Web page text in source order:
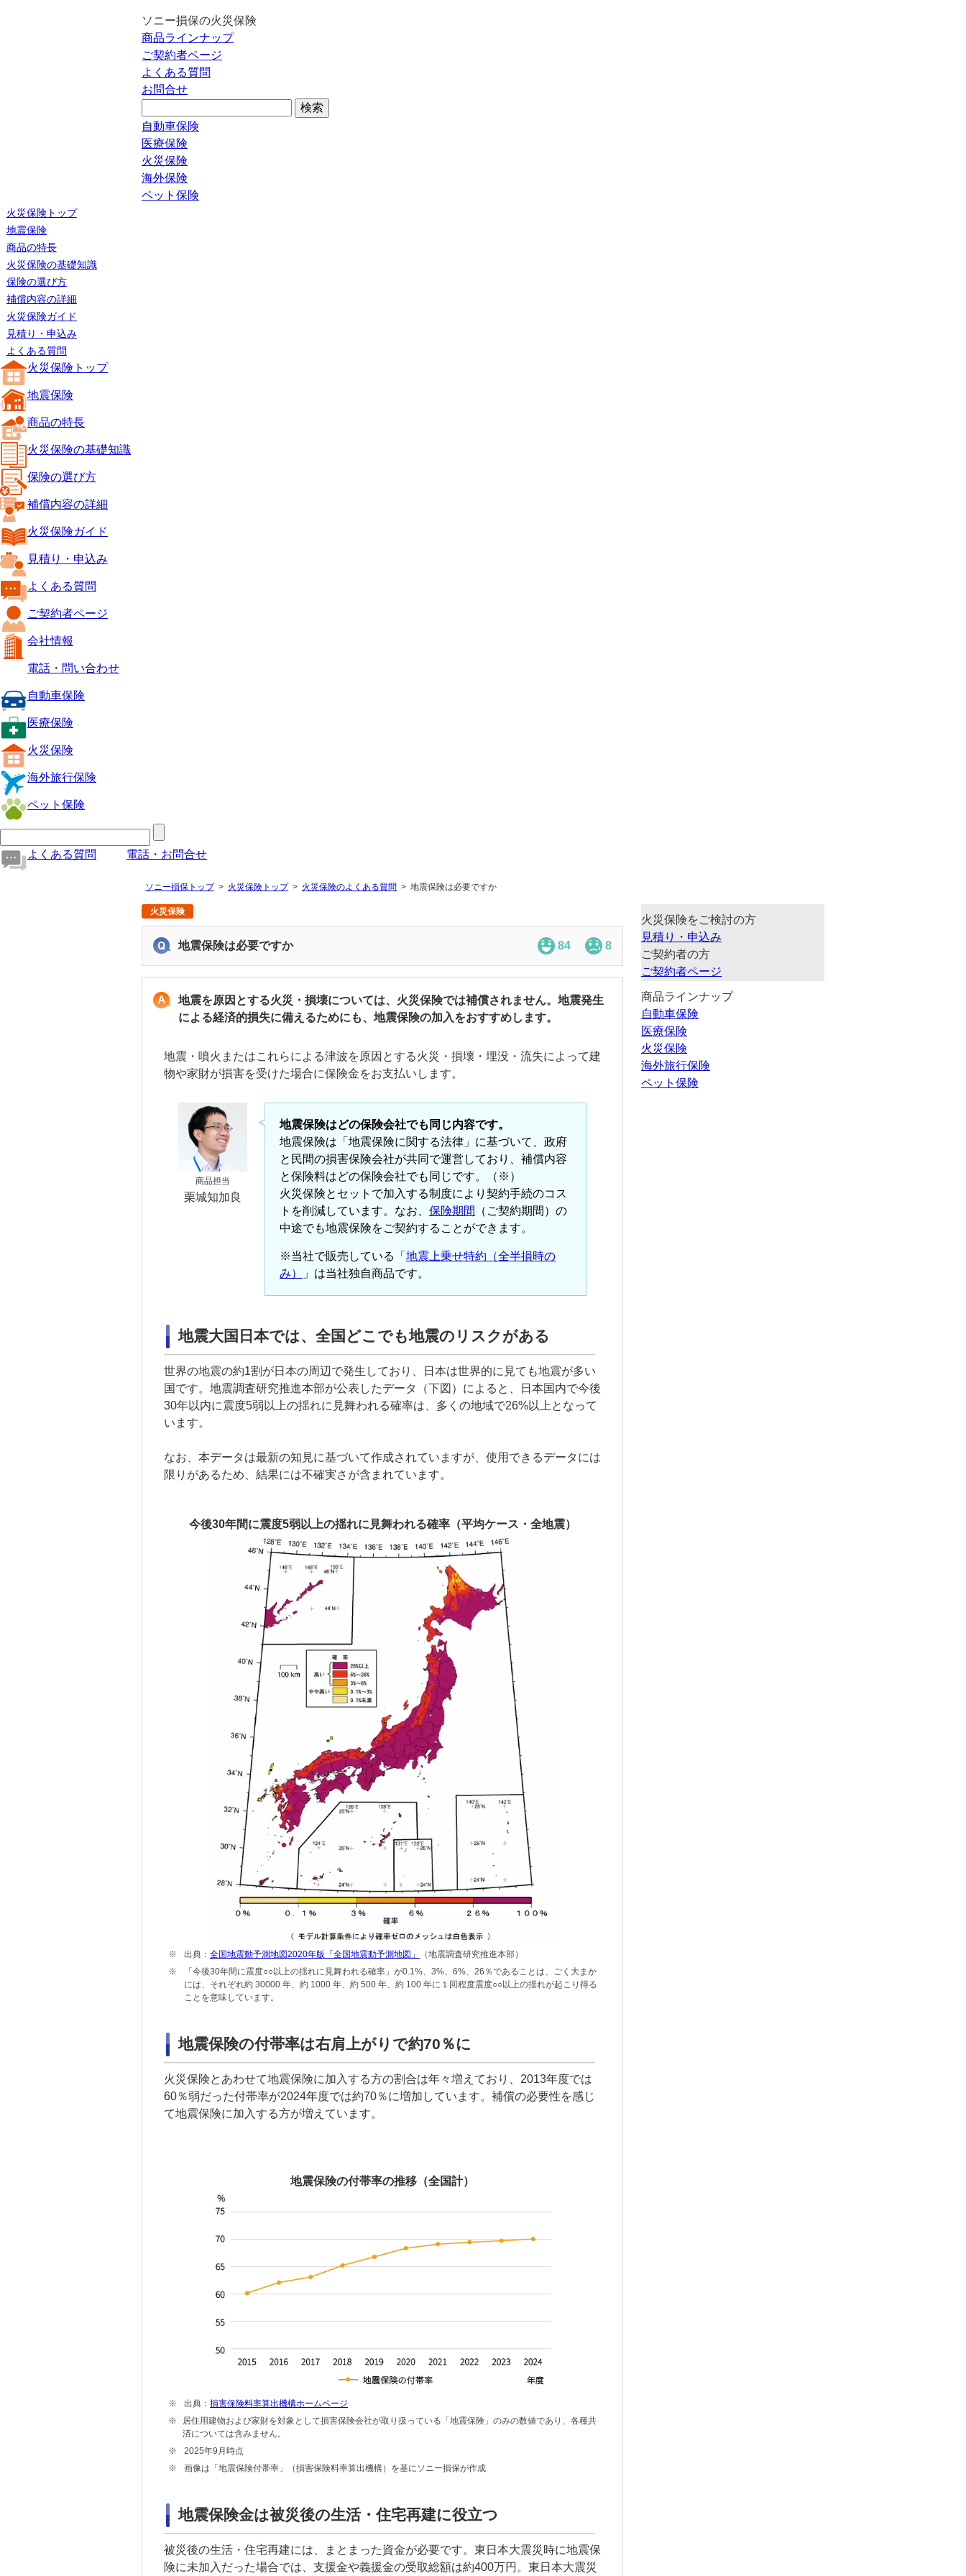
ソニー損保の火災保険
商品ラインナップ
ご契約者ページ
よくある質問
お問合せ
自動車保険
医療保険
火災保険
海外保険
ペット保険
火災保険トップ
地震保険
商品の特長
火災保険の基礎知識
保険の選び方
補償内容の詳細
火災保険ガイド
見積り・申込み
よくある質問
火災保険トップ
地震保険
商品の特長
火災保険の基礎知識
保険の選び方
補償内容の詳細
火災保険ガイド
見積り・申込み
よくある質問
ご契約者ページ
会社情報
電話・問い合わせ
自動車保険
医療保険
火災保険
海外旅行保険
ペット保険
よくある質問 電話・お問合せ
ソニー損保トップ 火災保険トップ 火災保険のよくある質問 地震保険は必要ですか
火災保険
地震保険は必要ですか 84 8
地震を原因とする火災・損壊については、火災保険では補償されません。地震発生
による経済的損失に備えるためにも、地震保険の加入をおすすめします。
地震・噴火またはこれらによる津波を原因とする火災・損壊・埋没・流失によって建
物や家財が損害を受けた場合に保険金をお支払いします。
商品担当
栗城知加良
地震保険はどの保険会社でも同じ内容です。
地震保険は「地震保険に関する法律」に基づいて、政府
と民間の損害保険会社が共同で運営しており、補償内容
と保険料はどの保険会社でも同じです。（※）
火災保険とセットで加入する制度により契約手続のコス
トを削減しています。なお、 保険期間
（ご契約期間）の
中途でも地震保険をご契約することができます。
※当社で販売している「 地震上乗せ特約（全半損時の
み）
」は当社独自商品です。
地震大国日本では、全国どこでも地震のリスクがある
世界の地震の約1割が日本の周辺で発生しており、日本は世界的に見ても地震が多い
国です。地震調査研究推進本部が公表したデータ（下図）によると、日本国内で今後
30年以内に震度5弱以上の揺れに見舞われる確率は、多くの地域で26%以上となって
います。
なお、本データは最新の知見に基づいて作成されていますが、使用できるデータには
限りがあるため、結果には不確実さが含まれています。
今後30年間に震度5弱以上の揺れに見舞われる確率（平均ケース・全地震）
※ 出典： 全国地震動予測地図2020年版「全国地震動予測地図」
（地震調査研究推進本部）
※
「今後30年間に震度○○以上の揺れに見舞われる確率」が0.1%、3%、6%、26％であることは、ごく大まか
には、それぞれ約 30000 年、約 1000 年、約 500 年、約 100 年に１回程度震度○○以上の揺れが起こり得る
ことを意味しています。
地震保険の付帯率は右肩上がりで約70％に
火災保険とあわせて地震保険に加入する方の割合は年々増えており、2013年度では
60％弱だった付帯率が2024年度では約70％に増加しています。補償の必要性を感じ
て地震保険に加入する方が増えています。
地震保険の付帯率の推移（全国計）
※ 出典： 損害保険料率算出機構ホームページ
※
居住用建物および家財を対象として損害保険会社が取り扱っている「地震保険」のみの数値であり、各種共
済については含みません。
※
2025年9月時点
※
画像は「地震保険付帯率」（損害保険料率算出機構）を基にソニー損保が作成
地震保険金は被災後の生活・住宅再建に役立つ
被災後の生活・住宅再建には、まとまった資金が必要です。東日本大震災時に地震保
険に未加入だった場合では、支援金や義援金の受取総額は約400万円。東日本大震災
火災保険をご検討の方
見積り・申込み
ご契約者の方
ご契約者ページ
商品ラインナップ
自動車保険
医療保険
火災保険
海外旅行保険
ペット保険